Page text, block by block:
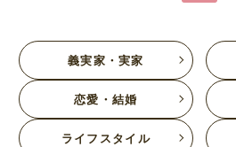
義実家・実家
恋愛・結婚
ライフスタイル